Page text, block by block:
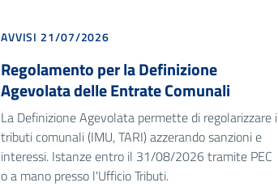
AVVISI 21/07/2026
Regolamento per la Definizione
Agevolata delle Entrate Comunali
La Definizione Agevolata permette di regolarizzare i
tributi comunali (IMU, TARI) azzerando sanzioni e
interessi. Istanze entro il 31/08/2026 tramite PEC
o a mano presso l'Ufficio Tributi.